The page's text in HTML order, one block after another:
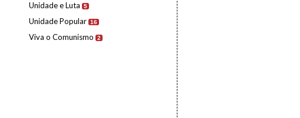
Unidade e Luta 5
Unidade Popular 16
Viva o Comunismo 2